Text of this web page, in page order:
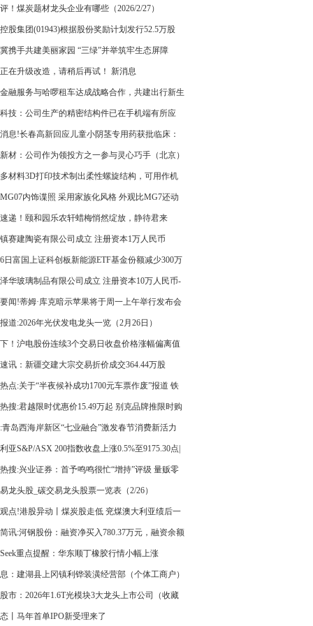
同比收窄69.32%|快消息
！煤炭题材龙头企业有哪些（2026/2/27）
股集团(01943)根据股份奖励计划发行52.5万股
携手共建美丽家园 “三绿”并举筑牢生态屏障
在升级改造，请稍后再试！ 新消息
融服务与哈啰租车达成战略合作，共建出行新生
技：公司生产的精密结构件已在手机端有所应
资讯
息!长春高新回应儿童小阴茎专用药获批临床：
少要三年
材：公司作为领投方之一参与灵心巧手（北京）
限公司Pre-A轮融资，其经过多轮融资后，目前
子公司凯普奇合计持股比例约4.58%
材料3D打印技术制出柔性螺旋结构，可用作机
肉或其他组件
内饰谍照 采用家族化风格 外观比MG7还动
条递！颐和园乐农轩蜡梅悄然绽放，静待君来
赛建陶瓷有限公司成立 注册资本1万人民币
日富国上证科创板新能源ETF基金份额减少300万
仓股晶科能源、阿特斯、天合光能
华玻璃制品有限公司成立 注册资本10万人民币-
息
闻!蒂姆·库克暗示苹果将于周一上午举行发布会
道:2026年光伏发电龙头一览（2月26日）
！沪电股份连续3个交易日收盘价格涨幅偏离值
20%
讯：新疆交建大宗交易折价成交364.44万股
点:关于“半夜候补成功1700元车票作废”报道 铁
回应
搜:君越限时优惠价15.49万起 别克品牌推限时购
青岛西海岸新区“七业融合”激发春节消费新活力
亚S&P/ASX 200指数收盘上涨0.5%至9175.30点|
搜:兴业证券：首予鸣鸣很忙“增持”评级 量贩零
公司
龙头股_碳交易龙头股票一览表（2/26）
点!港股异动丨煤炭股走低 兖煤澳大利亚绩后一
超10%
讯:河钢股份：融资净买入780.37万元，融资余额
元 重点提醒：华东顺丁橡胶行情小幅上涨
：建湖县上冈镇利铧装潢经营部（个体工商户）
注册资本15万人民币
市：2026年1.6T光模块3大龙头上市公司（收藏
-焦点讯息
丨马年首单IPO新受理来了